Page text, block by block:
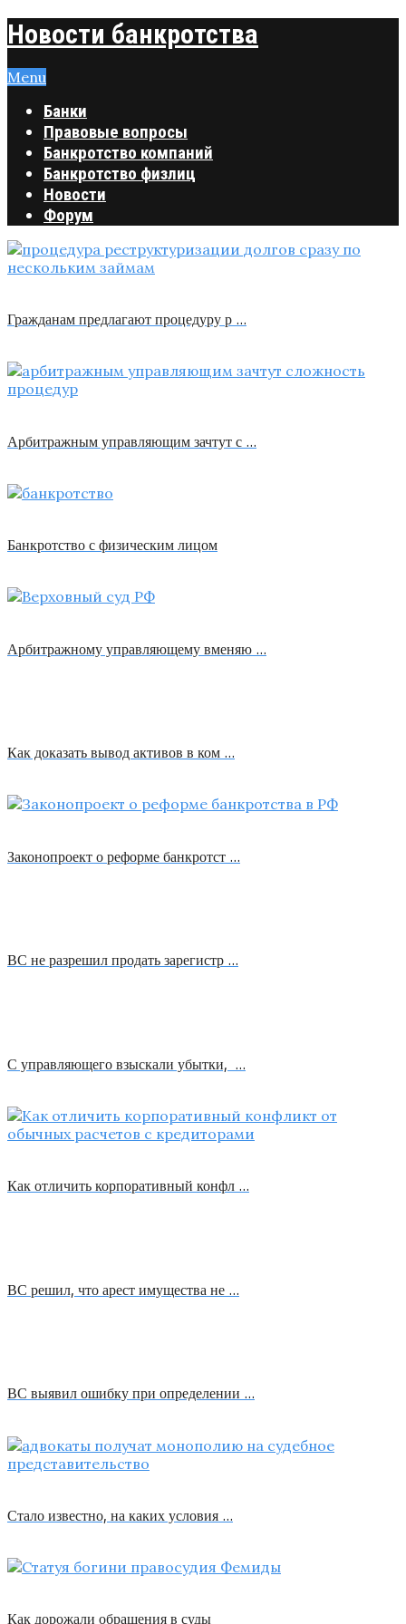
Новости банкротства
Menu
Банки
Правовые вопросы
Банкротство компаний
Банкротство физлиц
Новости
Форум
Гражданам предлагают процедуру р …
Арбитражным управляющим зачтут с …
Банкротство с физическим лицом
Арбитражному управляющему вменяю …
Как доказать вывод активов в ком …
Законопроект о реформе банкротст …
ВС не разрешил продать зарегистр …
С управляющего взыскали убытки, …
Как отличить корпоративный конфл …
ВС решил, что арест имущества не …
ВС выявил ошибку при определении …
Стало известно, на каких условия …
Как дорожали обращения в суды